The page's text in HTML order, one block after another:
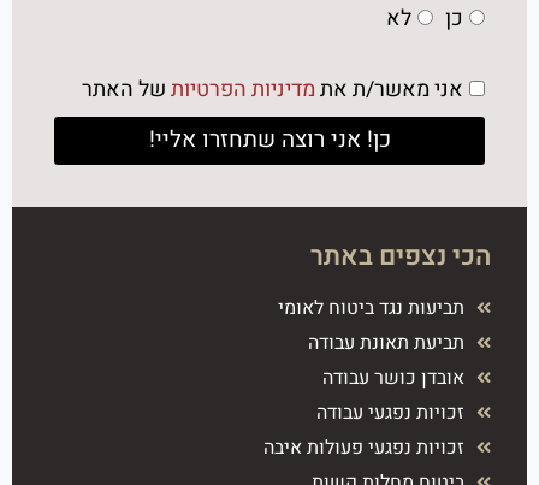
כן
לא
אני מאשר/ת אתמדיניות הפרטיותשל האתר
כן! אני רוצה שתחזרו אליי!
הכי נצפים באתר
תביעות נגד ביטוח לאומי
תביעת תאונת עבודה
אובדן כושר עבודה
זכויות נפגעי עבודה
זכויות נפגעי פעולות איבה